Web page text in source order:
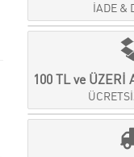
İADE &
100 TL ve ÜZERİ